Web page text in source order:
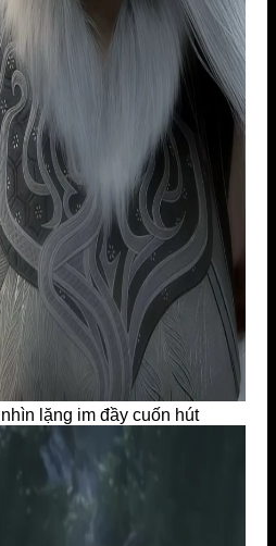
lặng im đầy cuốn hút